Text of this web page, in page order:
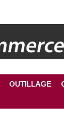
OUTILLAGE